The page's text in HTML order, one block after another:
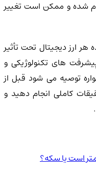
شده و ممکن است تغییر
ارز دیجیتال تحت تأثیر
های تکنولوژیکی و
توصیه می شود قبل از
کاملی انجام دهید و
است یا سکه؟